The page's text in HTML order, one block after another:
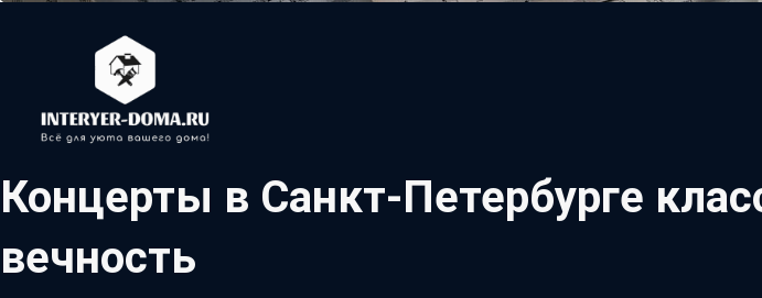
Концерты в Санкт-Петербурге
вечность